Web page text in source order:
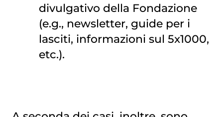
divulgativo della Fondazione
(e.g., newsletter, guide per i
lasciti, informazioni sul 5x1000,
etc.).